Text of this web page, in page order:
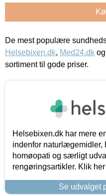
De mest populære
Helsebixen.dk, Med24.dk og
sortiment til gode priser.
Helsebixen.dk har mere
indenfor naturlægemidler,
homøopati og særligt
rengøringsartikler. Klik
Se udvalget